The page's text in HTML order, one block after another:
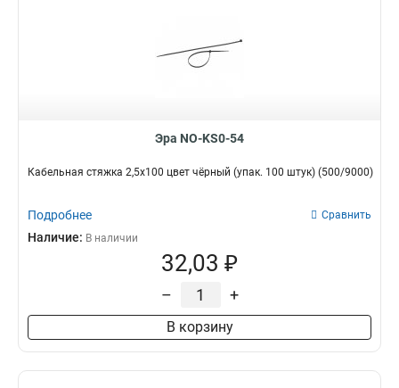
Эра NO-KS0-54
Кабельная стяжка 2,5х100 цвет чёрный (упак. 100 штук) (500/9000)
Подробнее Сравнить
Наличие: В наличии
32,03 ₽
– +
В корзину